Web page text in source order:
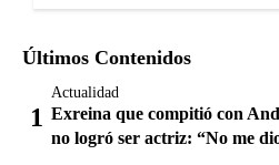
Últimos Contenidos
Actualidad
Exreina que compitió con
no logró ser actriz: “No me